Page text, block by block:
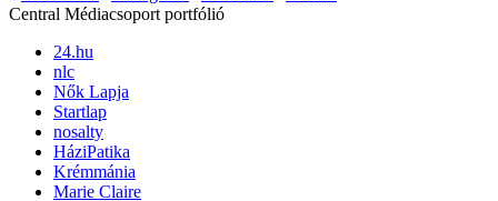
Central Médiacsoport portfólió
24.hu
nlc
Nők Lapja
Startlap
nosalty
HáziPatika
Krémmánia
Marie Claire